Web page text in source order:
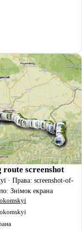
route screenshot
· Права: screenshot-of-
Знімок екрана